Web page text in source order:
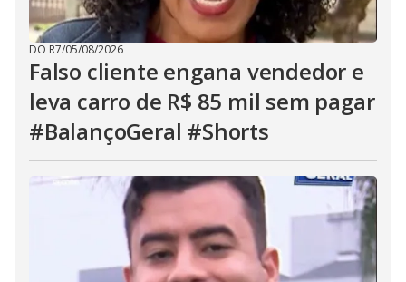
DO R7/05/08/2026
Falso cliente engana vendedor e
leva carro de R$ 85 mil sem pagar
#BalançoGeral #Shorts